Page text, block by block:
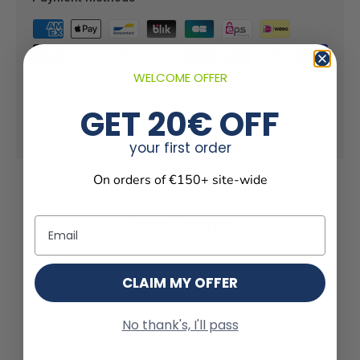
Nous acceptons presque tous les moyens de paiement.
5.00 sur 5
WELCOME OFFER
GET 20€ OFF
your first order
On orders of €150+ site-wide
Email
CLAIM MY OFFER
No thank's, I'll pass